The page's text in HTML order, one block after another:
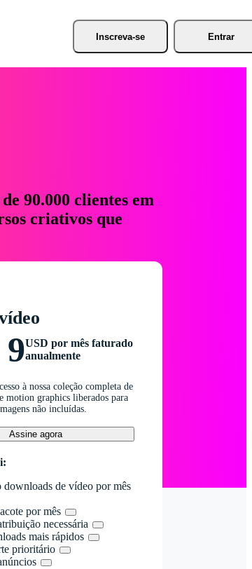
Inscreva-se Entrar
90.000 clientes em
criativos que
9USD por mês faturado
anualmente
à nossa coleção completa de
motion graphics liberados para
não incluídas.
Assine agora
downloads de vídeo por mês
por mês
necessária
mais rápidos
prioritário